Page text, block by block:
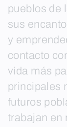
pueblos de
sus
y
contacto
vida más
principales
futuros
trabajan en